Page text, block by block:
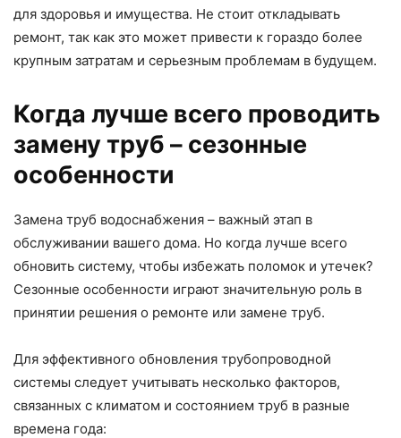
для здоровья и имущества. Не стоит откладывать
ремонт, так как это может привести к гораздо более
крупным затратам и серьезным проблемам в будущем.
Когда лучше всего проводить
замену труб – сезонные
особенности
Замена труб водоснабжения – важный этап в
обслуживании вашего дома. Но когда лучше всего
обновить систему, чтобы избежать поломок и утечек?
Сезонные особенности играют значительную роль в
принятии решения о ремонте или замене труб.
Для эффективного обновления трубопроводной
системы следует учитывать несколько факторов,
связанных с климатом и состоянием труб в разные
времена года: